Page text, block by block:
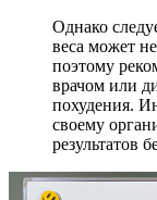
Однако
веса может
поэтому
врачом или
похудения.
своему
результатов